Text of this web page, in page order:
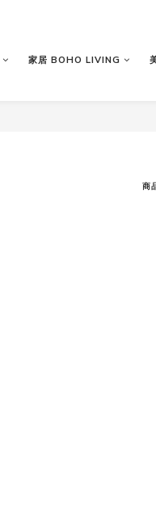
家居 BOHO LIVING
商